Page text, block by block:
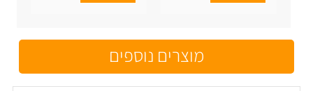
מוצרים נוספים